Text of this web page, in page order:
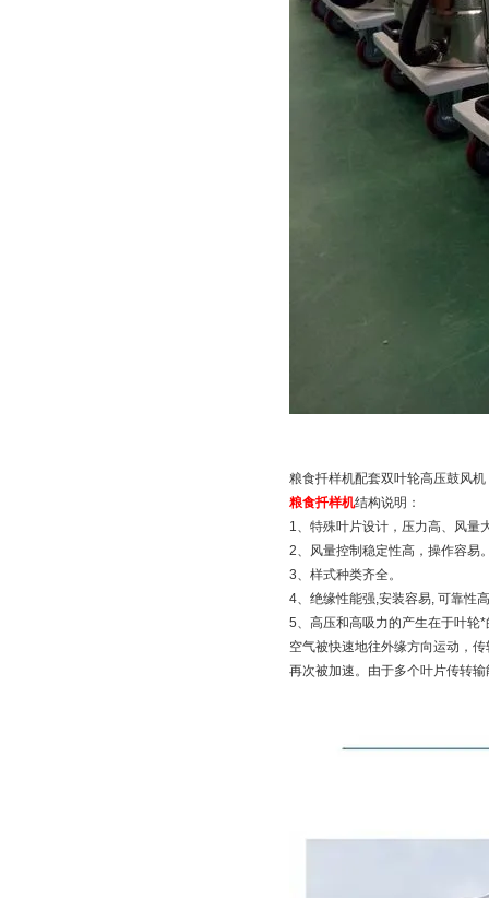
粮食扦样机配套双叶轮高压鼓风机
粮食扦样机结构说明：
1、特殊叶片设计，压力高、风量
2、风量控制稳定性高，操作容易
3、样式种类齐全。
4、绝缘性能强,安装容易, 可靠性
5、高压和高吸力的产生在于叶轮
空气被快速地往外缘方向运动，
再次被加速。由于多个叶片传转